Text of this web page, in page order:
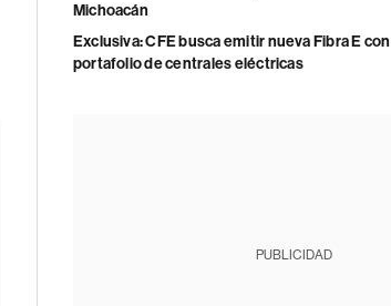
Michoacán
Exclusiva: CFE busca emitir nueva Fibra E con
portafolio de centrales eléctricas
PUBLICIDAD